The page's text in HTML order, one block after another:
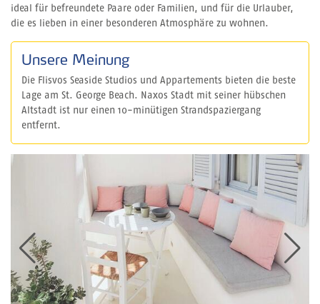
ideal für befreundete Paare oder Familien, und für die Urlauber,
die es lieben in einer besonderen Atmosphäre zu wohnen.
Unsere Meinung
Die Flisvos Seaside Studios und Appartements bieten die beste
Lage am St. George Beach. Naxos Stadt mit seiner hübschen
Altstadt ist nur einen 10-minütigen Strandspaziergang
entfernt.